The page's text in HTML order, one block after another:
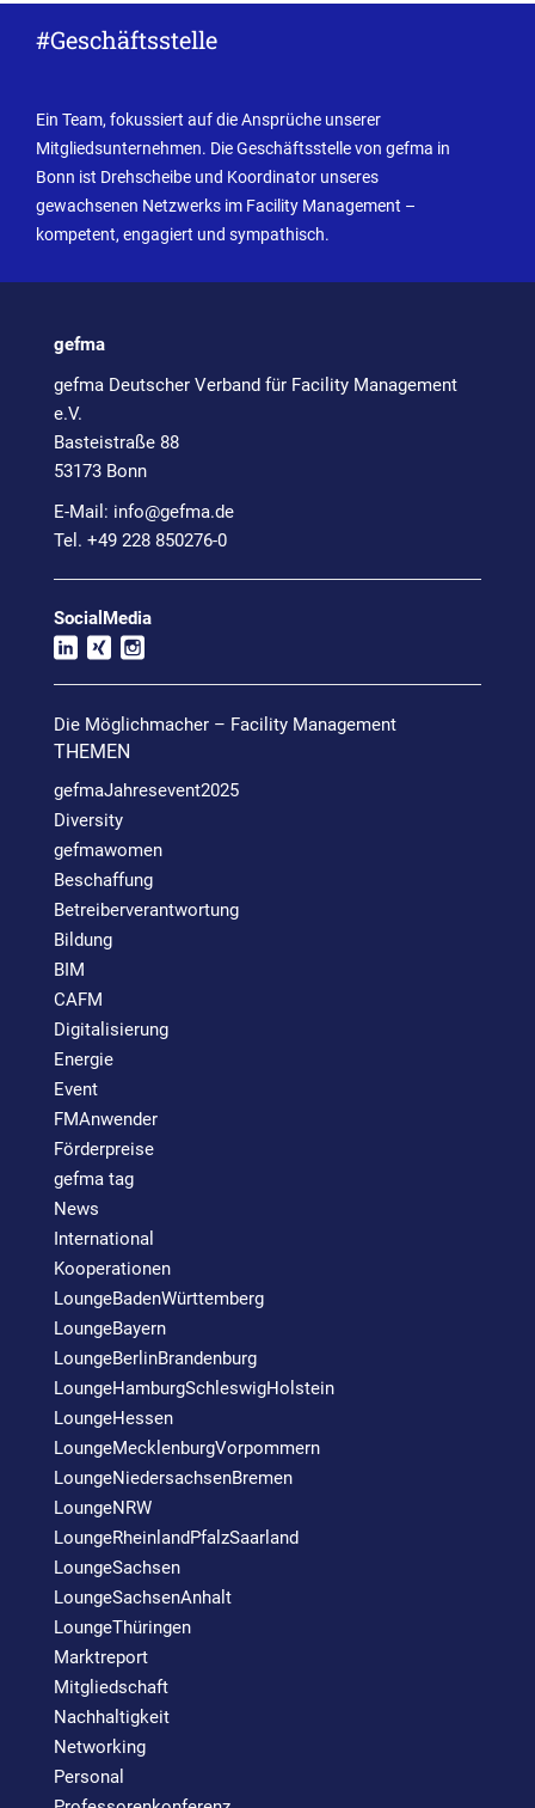
#Geschäftsstelle
Ein Team, fokussiert auf die Ansprüche unserer
Mitgliedsunternehmen. Die Geschäftsstelle von gefma in
Bonn ist Drehscheibe und Koordinator unseres
gewachsenen Netzwerks im Facility Management –
kompetent, engagiert und sympathisch.
gefma
gefma Deutscher Verband für Facility Management
e.V.
Basteistraße 88
53173 Bonn
E-Mail: info@gefma.de
Tel. +49 228 850276-0
SocialMedia
Die Möglichmacher – Facility Management
THEMEN
gefmaJahresevent2025
Diversity
gefmawomen
Beschaffung
Betreiberverantwortung
Bildung
BIM
CAFM
Digitalisierung
Energie
Event
FMAnwender
Förderpreise
gefma tag
News
International
Kooperationen
LoungeBadenWürttemberg
LoungeBayern
LoungeBerlinBrandenburg
LoungeHamburgSchleswigHolstein
LoungeHessen
LoungeMecklenburgVorpommern
LoungeNiedersachsenBremen
LoungeNRW
LoungeRheinlandPfalzSaarland
LoungeSachsen
LoungeSachsenAnhalt
LoungeThüringen
Marktreport
Mitgliedschaft
Nachhaltigkeit
Networking
Personal